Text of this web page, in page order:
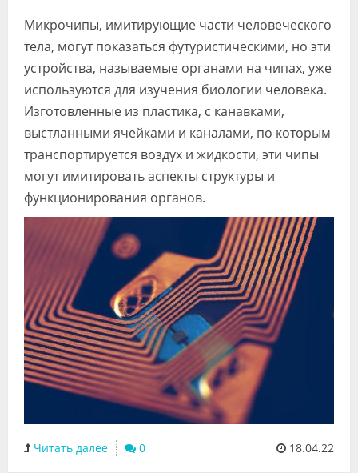
Форум
Клиники
Специалисты
Галерея
Блоги
Лаборатории
Микрочипы, имитирующие части человеческого
тела, могут показаться футуристическими, но эти
устройства, называемые органами на чипах, уже
используются для изучения биологии человека.
Изготовленные из пластика, с канавками,
выстланными ячейками и каналами, по которым
транспортируется воздух и жидкости, эти чипы
могут имитировать аспекты структуры и
функционирования органов.
Читать далее 0 18.04.22